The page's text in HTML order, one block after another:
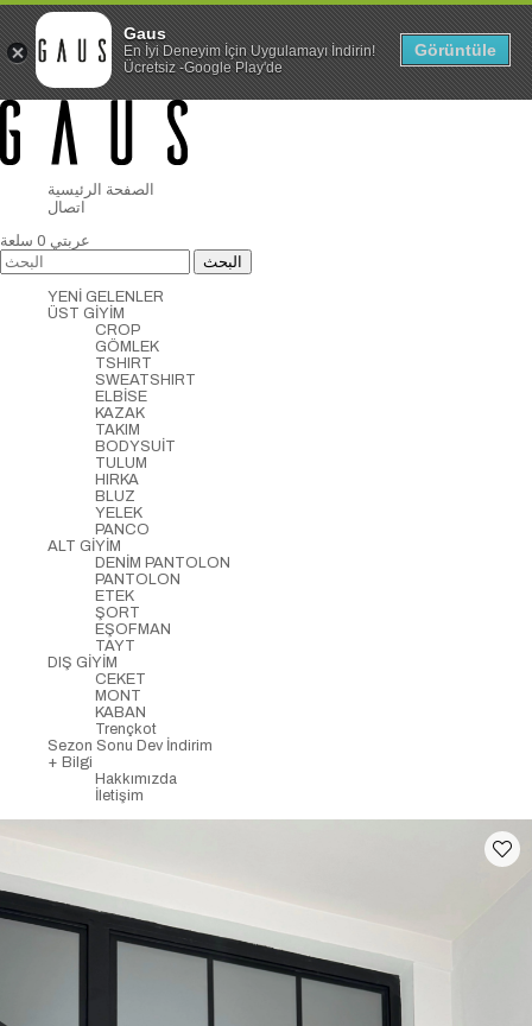
الصفحة الرئيسية
اتصال
عربتي 0 سلعة
YENİ GELENLER
ÜST GİYİM
CROP
GÖMLEK
TSHIRT
SWEATSHIRT
ELBİSE
KAZAK
TAKIM
BODYSUİT
TULUM
HIRKA
BLUZ
YELEK
PANCO
ALT GİYİM
DENİM PANTOLON
PANTOLON
ETEK
ŞORT
EŞOFMAN
TAYT
DIŞ GİYİM
CEKET
MONT
KABAN
Trençkot
Sezon Sonu Dev İndirim
+ Bilgi
Hakkımızda
İletişim
Gaus
En İyi Deneyim İçin Uygulamayı İndirin!
Ücretsiz -Google Play'de
Görüntüle